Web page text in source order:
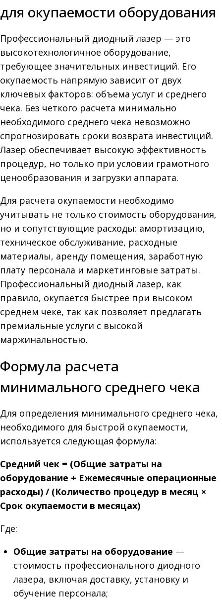
для окупаемости оборудования
Профессиональный диодный лазер — это
высокотехнологичное оборудование,
требующее значительных инвестиций. Его
окупаемость напрямую зависит от двух
ключевых факторов: объема услуг и среднего
чека. Без четкого расчета минимально
необходимого среднего чека невозможно
спрогнозировать сроки возврата инвестиций.
Лазер обеспечивает высокую эффективность
процедур, но только при условии грамотного
ценообразования и загрузки аппарата.
Для расчета окупаемости необходимо
учитывать не только стоимость оборудования,
но и сопутствующие расходы: амортизацию,
техническое обслуживание, расходные
материалы, аренду помещения, заработную
плату персонала и маркетинговые затраты.
Профессиональный диодный лазер, как
правило, окупается быстрее при высоком
среднем чеке, так как позволяет предлагать
премиальные услуги с высокой
маржинальностью.
Формула расчета
минимального среднего чека
Для определения минимального среднего чека,
необходимого для быстрой окупаемости,
используется следующая формула:
Средний чек = (Общие затраты на
оборудование + Ежемесячные операционные
расходы) / (Количество процедур в месяц ×
Срок окупаемости в месяцах)
Где:
Общие затраты на оборудование —
стоимость профессионального диодного
лазера, включая доставку, установку и
обучение персонала;